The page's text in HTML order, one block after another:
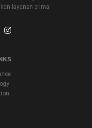
layanan prima.